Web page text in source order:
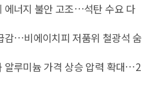
에너지 불안 고조…석탄 수요 다
감…비에이치피 저품위 철광석 숨
알루미늄 가격 상승 압력 확대…2